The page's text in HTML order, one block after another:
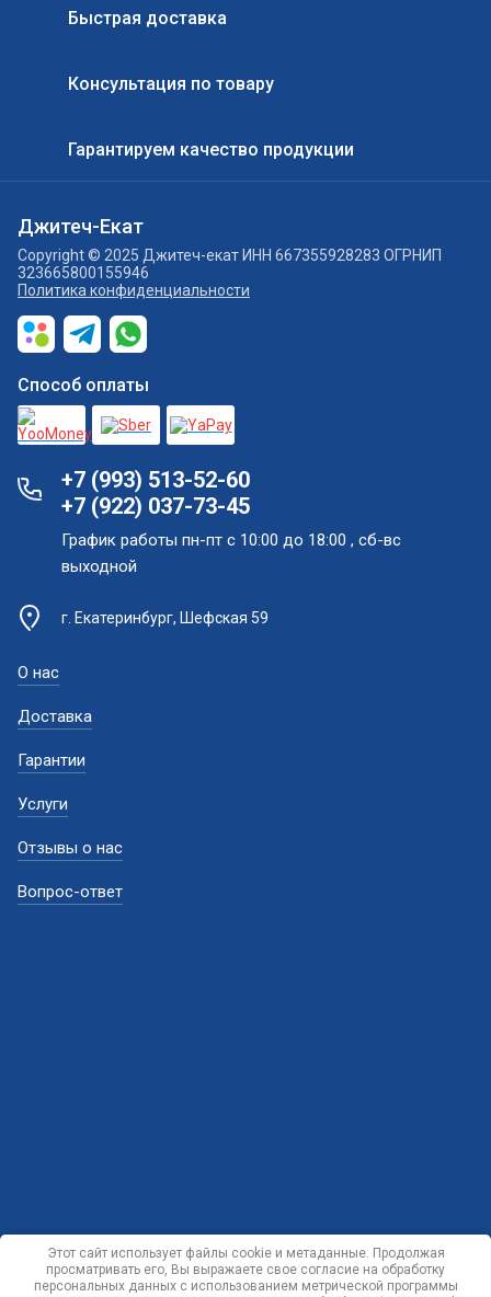
Быстрая доставка
Консультация по товару
Гарантируем качество продукции
Джитеч-Екат
Copyright © 2025 Джитеч-екат ИНН 667355928283 ОГРНИП
323665800155946
Политика конфиденциальности
Способ оплаты
+7 (993) 513-52-60
+7 (922) 037-73-45
График работы пн-пт с 10:00 до 18:00 , сб-вс
выходной
г. Екатеринбург, Шефская 59
О нас
Доставка
Гарантии
Услуги
Отзывы о нас
Вопрос-ответ
Этот сайт использует файлы cookie и метаданные. Продолжая
просматривать его, Вы выражаете свое согласие на обработку
персональных данных с использованием метрической программы